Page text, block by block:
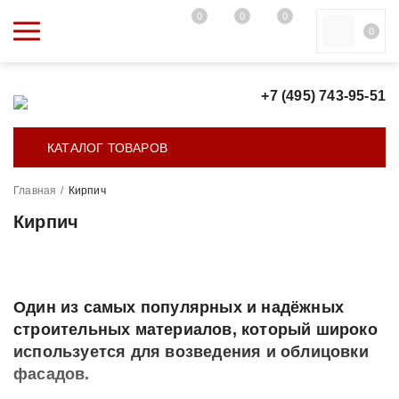
0 0
0
0
+7 (495) 743-95-51
КАТАЛОГ ТОВАРОВ
Главная / Кирпич
Кирпич
Один из самых популярных и надёжных
строительных материалов, который широко
используется для возведения и облицовки
фасадов.